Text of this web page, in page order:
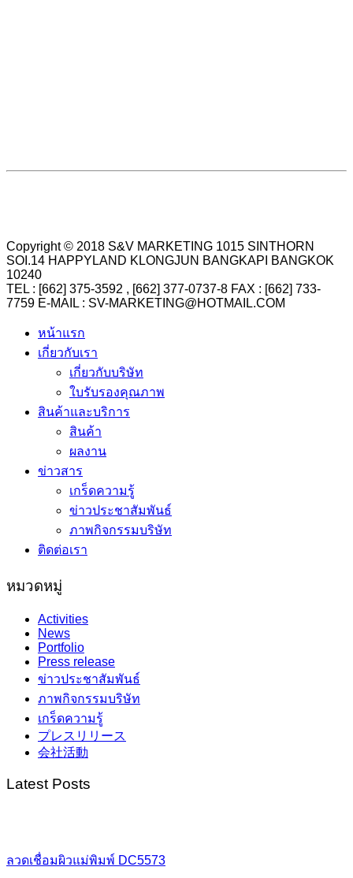
Copyright © 2018 S&V MARKETING 1015 SINTHORN
SOI.14 HAPPYLAND KLONGJUN BANGKAPI BANGKOK
10240
TEL : [662] 375-3592 , [662] 377-0737-8 FAX : [662] 733-
7759 E-MAIL : SV-MARKETING@HOTMAIL.COM
หน้าแรก
เกี่ยวกับเรา
เกี่ยวกับบริษัท
ใบรับรองคุณภาพ
สินค้าและบริการ
สินค้า
ผลงาน
ข่าวสาร
เกร็ดความรู้
ข่าวประชาสัมพันธ์
ภาพกิจกรรมบริษัท
ติดต่อเรา
หมวดหมู่
Activities
News
Portfolio
Press release
ข่าวประชาสัมพันธ์
ภาพกิจกรรมบริษัท
เกร็ดความรู้
プレスリリース
会社活動
Latest Posts
ลวดเชื่อมผิวแม่พิมพ์ DC5573